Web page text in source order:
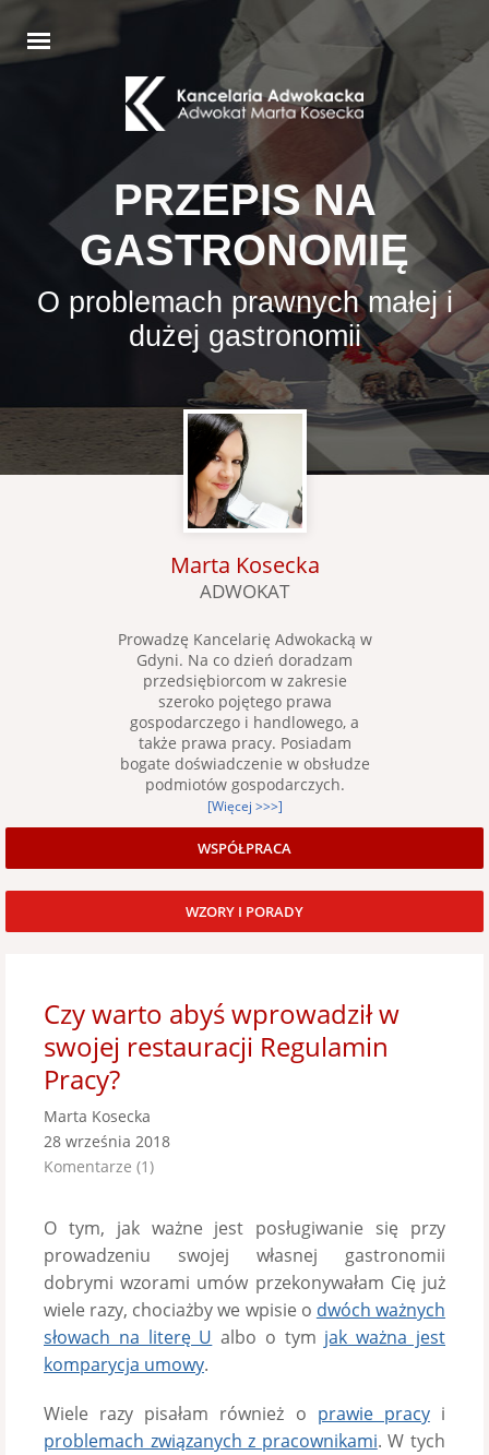
PRZEPIS NA
GASTRONOMIĘ
O problemach prawnych małej i
dużej gastronomii
Marta Kosecka
ADWOKAT
Prowadzę Kancelarię Adwokacką w
Gdyni. Na co dzień doradzam
przedsiębiorcom w zakresie
szeroko pojętego prawa
gospodarczego i handlowego, a
także prawa pracy. Posiadam
bogate doświadczenie w obsłudze
podmiotów gospodarczych.
[Więcej >>>]
WSPÓŁPRACA
WZORY I PORADY
Czy warto abyś wprowadził w
swojej restauracji Regulamin
Pracy?
Marta Kosecka
28 września 2018
Komentarze (1)
O tym, jak ważne jest posługiwanie się przy
prowadzeniu swojej własnej gastronomii
dobrymi wzorami umów przekonywałam Cię już
wiele razy, chociażby we wpisie o dwóch ważnych
słowach na literę U albo o tym jak ważna jest
komparycja umowy.
Wiele razy pisałam również o prawie pracyi
problemach związanych z pracownikami. W tych